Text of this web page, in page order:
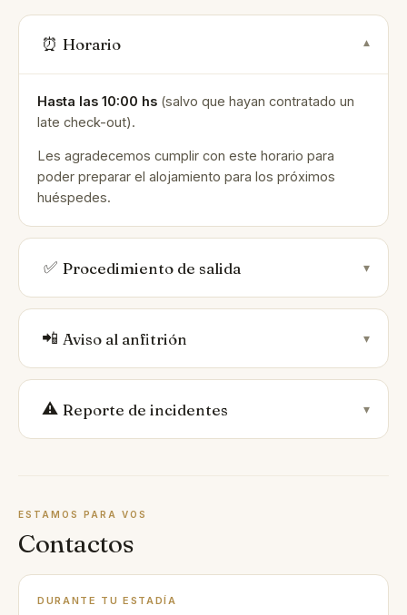
⏰ Horario ▾
Hasta las 10:00 hs (salvo que hayan contratado un
late check-out).
Les agradecemos cumplir con este horario para
poder preparar el alojamiento para los próximos
huéspedes.
✅ Procedimiento de salida ▾
📲 Aviso al anfitrión ▾
⚠️ Reporte de incidentes ▾
ESTAMOS PARA VOS
Contactos
DURANTE TU ESTADÍA